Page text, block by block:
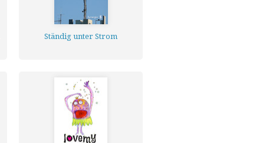
Ständig unter Strom